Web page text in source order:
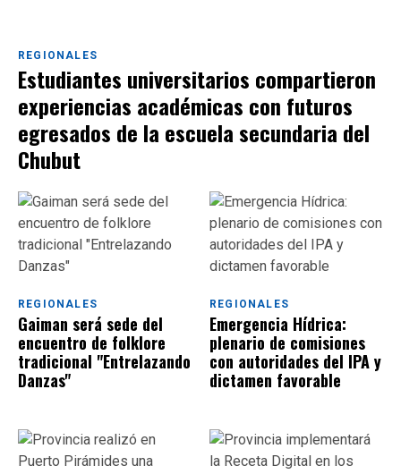
REGIONALES
Estudiantes universitarios compartieron
experiencias académicas con futuros
egresados de la escuela secundaria del
Chubut
REGIONALES
Gaiman será sede del
encuentro de folklore
tradicional "Entrelazando
Danzas"
REGIONALES
Emergencia Hídrica:
plenario de comisiones
con autoridades del IPA y
dictamen favorable